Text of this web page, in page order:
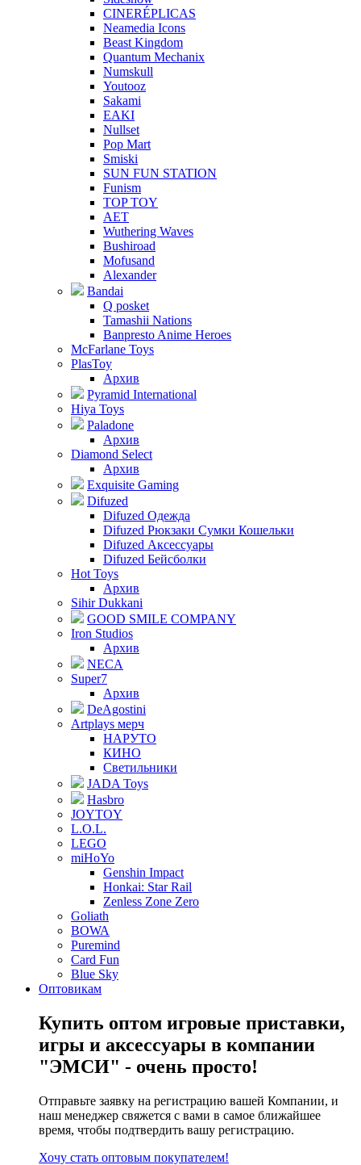
CINERÉPLICAS
Neamedia Icons
Beast Kingdom
Quantum Mechanix
Numskull
Youtooz
Sakami
EAKI
Nullset
Pop Mart
Smiski
SUN FUN STATION
Funism
TOP TOY
AET
Wuthering Waves
Bushiroad
Mofusand
Alexander
Bandai
Q posket
Tamashii Nations
Banpresto Anime Heroes
McFarlane Toys
PlasToy
Архив
Pyramid International
Hiya Toys
Paladone
Архив
Diamond Select
Архив
Exquisite Gaming
Difuzed
Difuzed Одежда
Difuzed Рюкзаки Сумки Кошельки
Difuzed Аксессуары
Difuzed Бейсболки
Hot Toys
Архив
Sihir Dukkani
GOOD SMILE COMPANY
Iron Studios
Архив
NECA
Super7
Архив
DeAgostini
Artplays мерч
НАРУТО
КИНО
Светильники
JADA Toys
Hasbro
JOYTOY
L.O.L.
LEGO
miHoYo
Genshin Impact
Honkai: Star Rail
Zenless Zone Zero
Goliath
BOWA
Puremind
Card Fun
Blue Sky
Оптовикам
Купить оптом игровые приставки,
игры и аксессуары в компании
"ЭМСИ" - очень просто!
Отправьте заявку на регистрацию вашей Компании, и
наш менеджер свяжется с вами в самое ближайшее
время, чтобы подтвердить вашу регистрацию.
Хочу стать оптовым покупателем!